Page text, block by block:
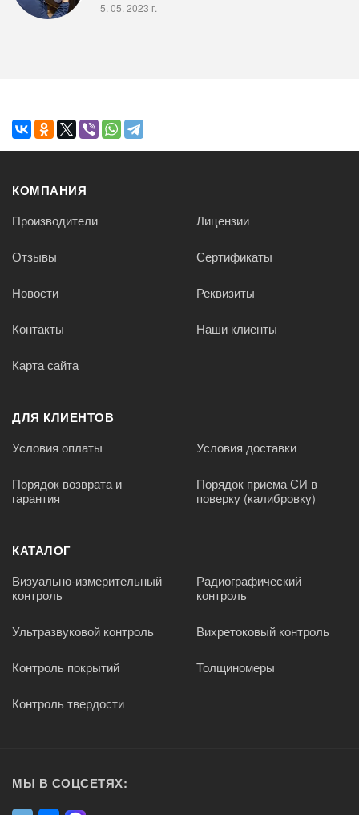
5. 05. 2023 г.
КОМПАНИЯ
Производители Лицензии
Отзывы Сертификаты
Новости Реквизиты
Контакты Наши клиенты
Карта сайта
ДЛЯ КЛИЕНТОВ
Условия оплаты Условия доставки
Порядок возврата и
гарантия
Порядок приема СИ в
поверку (калибровку)
КАТАЛОГ
Визуально-измерительный
контроль
Радиографический
контроль
Ультразвуковой контроль Вихретоковый контроль
Контроль покрытий Толщиномеры
Контроль твердости
МЫ В СОЦСЕТЯХ: